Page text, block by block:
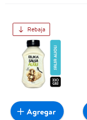
Rebaja
Agregar